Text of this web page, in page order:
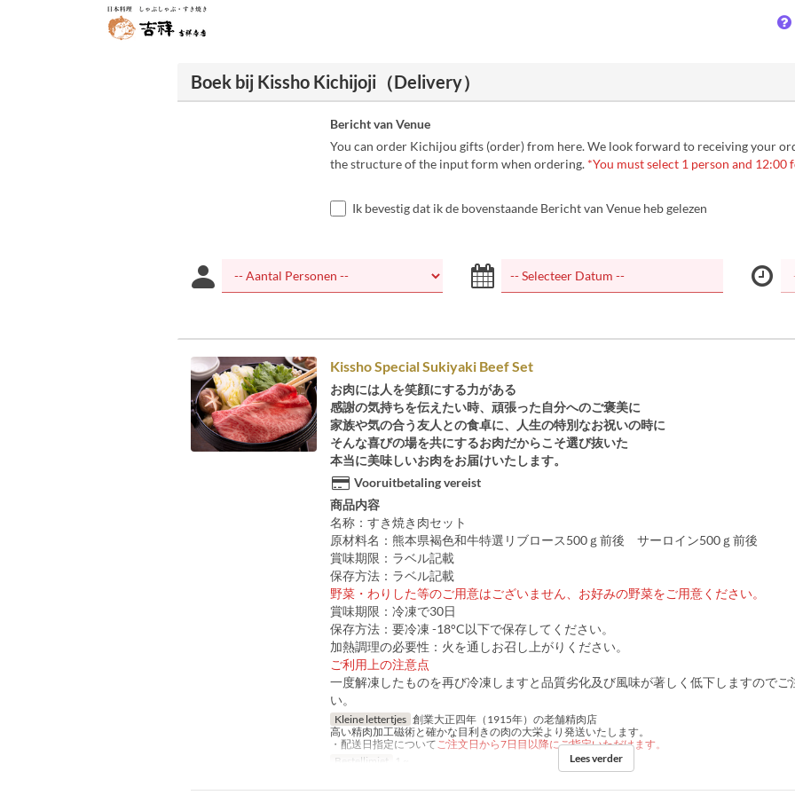
Boek bij Kissho Kichijoji（Delivery）
Bericht van Venue
You can order Kichijou gifts (order) from here. We look forward to receiving your
the structure of the input form when ordering.*You must select 1 person and 12:00
Ik bevestig dat ik de bovenstaande Bericht van Venue heb gelezen
Kissho Special Sukiyaki Beef Set
お肉には人を笑顔にする力がある
感謝の気持ちを伝えたい時、頑張った自分へのご褒美に
家族や気の合う友人との食卓に、人生の特別なお祝いの時に
そんな喜びの場を共にするお肉だからこそ選び抜いた
本当に美味しいお肉をお届けいたします。
Vooruitbetaling vereist
商品内容
名称：すき焼き肉セット
原材料名：熊本県褐色和牛特選リブロース500ｇ前後 サーロイン500ｇ前後
賞味期限：ラベル記載
保存方法：ラベル記載
野菜・わりした等のご用意はございません、お好みの野菜をご用意ください。
賞味期限：冷凍で30日
保存方法：要冷凍 -18°C以下で保存してください。
加熱調理の必要性：火を通しお召し上がりください。
ご利用上の注意点
一度解凍したものを再び冷凍しますと品質劣化及び風味が著しく低下しますのでご
い。
Kleine lettertjes 創業大正四年（1915年）の老舗精肉店
高い精肉加工磁術と確かな目利きの肉の大栄より発送いたします。
・配送日指定についてご注文日から7日目以降にご指定いただけます。
Bestellimiet
1 ~ Lees verder